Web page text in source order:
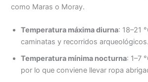
como Maras o Moray.
Temperatura máxima diurna: 18–21
caminatas y recorridos arqueológicos.
Temperatura mínima nocturna: 1–7
por lo que conviene llevar ropa